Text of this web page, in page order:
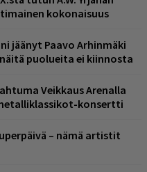
kokonaisuus
jäänyt Paavo Arhinmäki
puolueita ei kiinnosta
Veikkaus Arenalla
konsertti
– nämä artistit